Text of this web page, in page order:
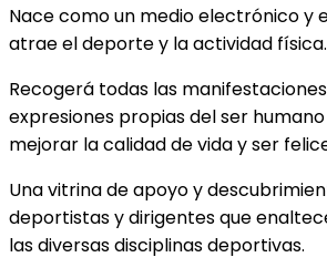
Nace como un medio electrónico y
atrae el deporte y la actividad física.
Recogerá todas las
expresiones propias del ser
mejorar la calidad de vida y ser
Una vitrina de apoyo y
deportistas y dirigentes que
las diversas disciplinas deportivas.